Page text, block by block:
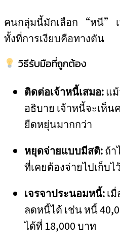
คนกลุ่มนี้มักเลือก “หนี” เ
ทั้งที่การเงียบคือทางตัน
วิธีรับมือที่ถูกต้อง
ติดต่อเจ้าหนี้เสมอ:แ
อธิบาย เจ้าหนี้จะเห็
ยืดหยุ่นมากกว่า
หยุดจ่ายแบบมีสติ:ถ้า
ที่เคยต้องจ่ายไปเก็บ
เจรจาประนอมหนี้:เ
ลดหนี้ได้ เช่น หนี้
ได้ที่ 18,000 บาท